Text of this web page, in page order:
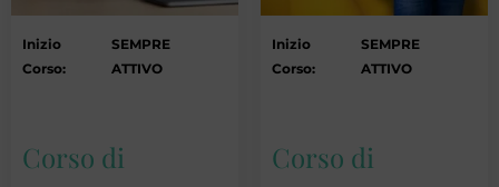
Inizio
Corso:
SEMPRE
ATTIVO
Corso di
Inizio
Corso:
SEMPRE
ATTIVO
Corso di